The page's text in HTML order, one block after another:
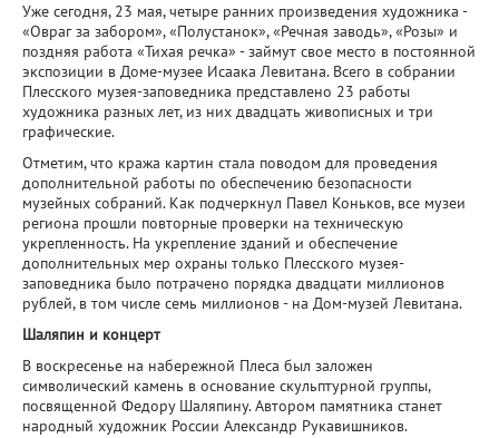
Уже сегодня, 23 мая, четыре ранних произведения художника -
«Овраг за забором», «Полустанок», «Речная заводь», «Розы» и
поздняя работа «Тихая речка» - займут свое место в постоянной
экспозиции в Доме-музее Исаака Левитана. Всего в собрании
Плесского музея-заповедника представлено 23 работы
художника разных лет, из них двадцать живописных и три
графические.
Отметим, что кража картин стала поводом для проведения
дополнительной работы по обеспечению безопасности
музейных собраний. Как подчеркнул Павел Коньков, все музеи
региона прошли повторные проверки на техническую
укрепленность. На укрепление зданий и обеспечение
дополнительных мер охраны только Плесского музея-
заповедника было потрачено порядка двадцати миллионов
рублей, в том числе семь миллионов - на Дом-музей Левитана.
Шаляпин и концерт
В воскресенье на набережной Плеса был заложен
символический камень в основание скульптурной группы,
посвященной Федору Шаляпину. Автором памятника станет
народный художник России Александр Рукавишников.